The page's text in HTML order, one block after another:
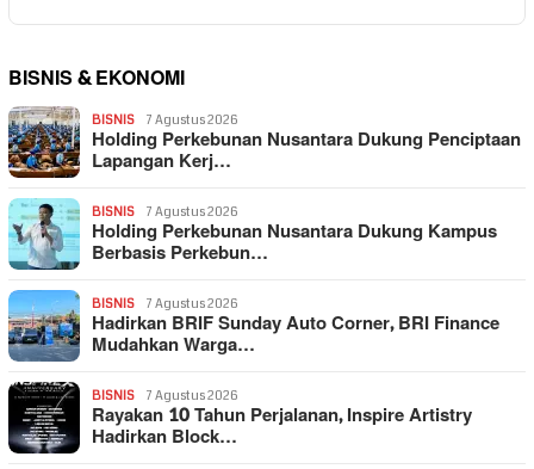
BISNIS & EKONOMI
BISNIS 7 Agustus 2026
Holding Perkebunan Nusantara Dukung Penciptaan
Lapangan Kerj…
BISNIS 7 Agustus 2026
Holding Perkebunan Nusantara Dukung Kampus
Berbasis Perkebun…
BISNIS 7 Agustus 2026
Hadirkan BRIF Sunday Auto Corner, BRI Finance
Mudahkan Warga…
BISNIS 7 Agustus 2026
Rayakan 10 Tahun Perjalanan, Inspire Artistry
Hadirkan Block…